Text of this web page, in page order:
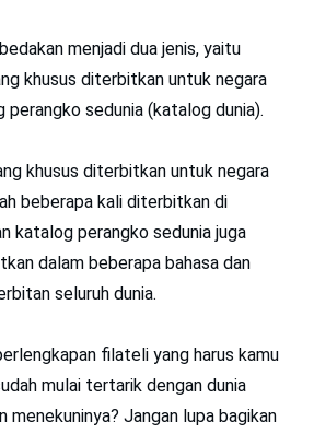
menjadi dua jenis, yaitu
khusus diterbitkan untuk negara
sedunia (katalog dunia).
khusus diterbitkan untuk negara
beberapa kali diterbitkan di
katalog perangko sedunia juga
dalam beberapa bahasa dan
seluruh dunia.
filateli yang harus kamu
mulai tertarik dengan dunia
menekuninya? Jangan lupa bagikan